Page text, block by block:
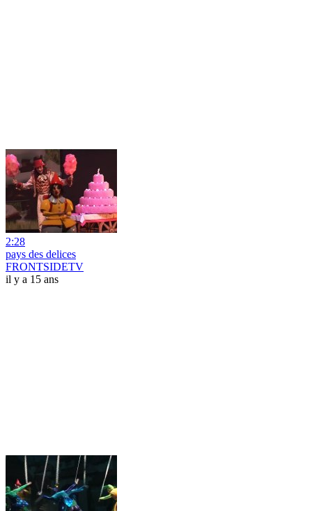
2:28
pays des delices
FRONTSIDETV
il y a 15 ans